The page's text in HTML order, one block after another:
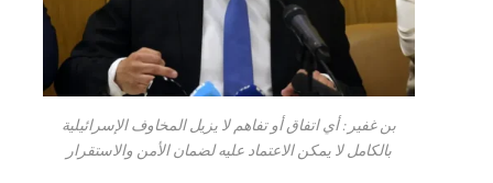
بن غفير: أي اتفاق أو تفاهم لا يزيل المخاوف الإسرائيلية
بالكامل لا يمكن الاعتماد عليه لضمان الأمن والاستقرار